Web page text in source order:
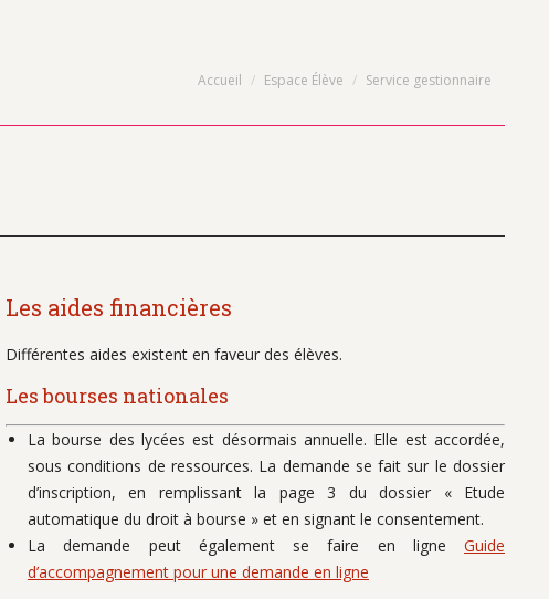
Vous êtes ici :
Accueil Espace Élève Service gestionnaire
Les aides financières
Différentes aides existent en faveur des élèves.
Les bourses nationales
La bourse des lycées est désormais annuelle. Elle est accordée,
sous conditions de ressources. La demande se fait sur le dossier
d’inscription, en remplissant la page 3 du dossier « Etude
automatique du droit à bourse » et en signant le consentement.
La demande peut également se faire en ligne Guide
d’accompagnement pour une demande en ligne